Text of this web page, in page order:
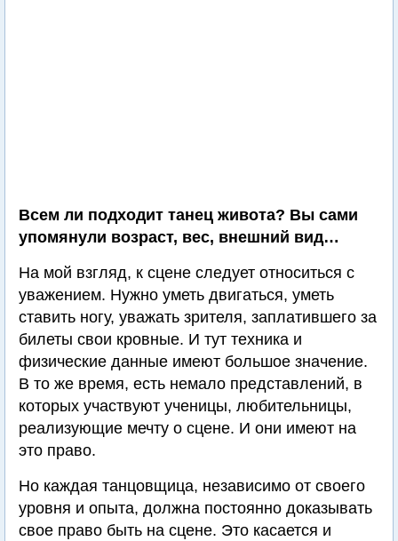
Всем ли подходит танец живота? Вы сами
упомянули возраст, вес, внешний вид…
На мой взгляд, к сцене следует относиться с
уважением. Нужно уметь двигаться, уметь
ставить ногу, уважать зрителя, заплатившего за
билеты свои кровные. И тут техника и
физические данные имеют большое значение.
В то же время, есть немало представлений, в
которых участвуют ученицы, любительницы,
реализующие мечту о сцене. И они имеют на
это право.
Но каждая танцовщица, независимо от своего
уровня и опыта, должна постоянно доказывать
свое право быть на сцене. Это касается и